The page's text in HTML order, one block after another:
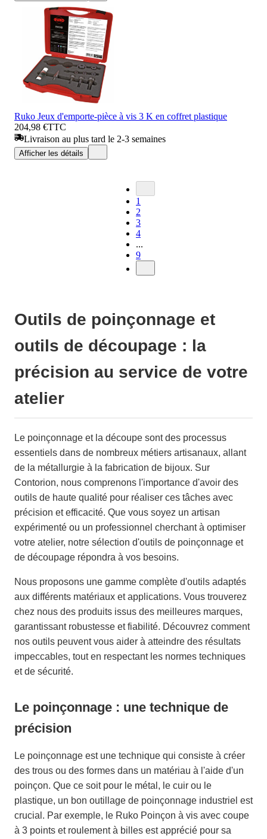
Ruko Jeux d'emporte-pièce à vis 3 K en coffret plastique
204,98 €TTC
Livraison au plus tard le 2-3 semaines
Afficher les détails
1
2
3
4
...
9
Outils de poinçonnage et
outils de découpage : la
précision au service de votre
atelier
Le poinçonnage et la découpe sont des processus
essentiels dans de nombreux métiers artisanaux, allant
de la métallurgie à la fabrication de bijoux. Sur
Contorion, nous comprenons l'importance d'avoir des
outils de haute qualité pour réaliser ces tâches avec
précision et efficacité. Que vous soyez un artisan
expérimenté ou un professionnel cherchant à optimiser
votre atelier, notre sélection d'outils de poinçonnage et
de découpage répondra à vos besoins.
Nous proposons une gamme complète d'outils adaptés
aux différents matériaux et applications. Vous trouverez
chez nous des produits issus des meilleures marques,
garantissant robustesse et fiabilité. Découvrez comment
nos outils peuvent vous aider à atteindre des résultats
impeccables, tout en respectant les normes techniques
et de sécurité.
Le poinçonnage : une technique de
précision
Le poinçonnage est une technique qui consiste à créer
des trous ou des formes dans un matériau à l'aide d'un
poinçon. Que ce soit pour le métal, le cuir ou le
plastique, un bon outillage de poinçonnage industriel est
crucial. Par exemple, le Ruko Poinçon à vis avec coupe
à 3 points et roulement à billes est apprécié pour sa